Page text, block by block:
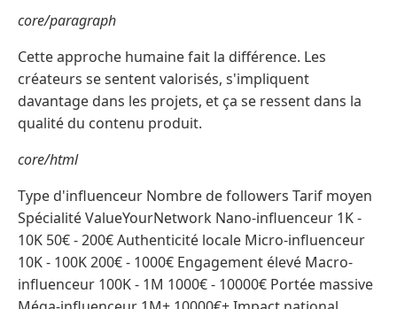
core/paragraph
Cette approche humaine fait la différence. Les
créateurs se sentent valorisés, s'impliquent
davantage dans les projets, et ça se ressent dans la
qualité du contenu produit.
core/html
Type d'influenceur Nombre de followers Tarif moyen
Spécialité ValueYourNetwork Nano-influenceur 1K -
10K 50€ - 200€ Authenticité locale Micro-influenceur
10K - 100K 200€ - 1000€ Engagement élevé Macro-
influenceur 100K - 1M 1000€ - 10000€ Portée massive